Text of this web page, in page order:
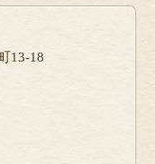
13-18